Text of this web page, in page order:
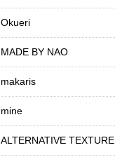
Okueri
MADE BY NAO
makaris
mine
ALTERNATIVE TEXTURE